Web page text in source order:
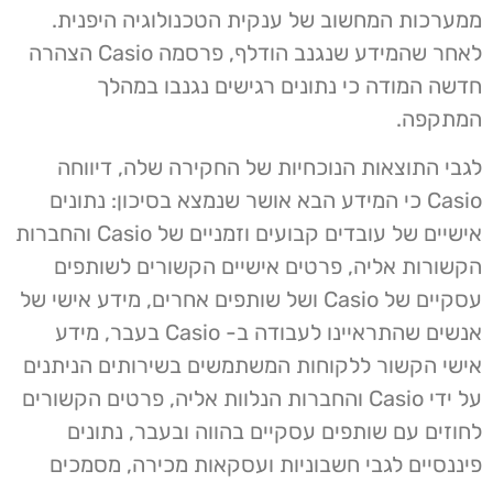
ממערכות המחשוב של ענקית הטכנולוגיה היפנית.
לאחר שהמידע שנגנב הודלף, פרסמה Casio הצהרה
חדשה המודה כי נתונים רגישים נגנבו במהלך
המתקפה.
לגבי התוצאות הנוכחיות של החקירה שלה, דיווחה
Casio כי המידע הבא אושר שנמצא בסיכון: נתונים
אישיים של עובדים קבועים וזמניים של Casio והחברות
הקשורות אליה, פרטים אישיים הקשורים לשותפים
עסקיים של Casio ושל שותפים אחרים, מידע אישי של
אנשים שהתראיינו לעבודה ב- Casio בעבר, מידע
אישי הקשור ללקוחות המשתמשים בשירותים הניתנים
על ידי Casio והחברות הנלוות אליה, פרטים הקשורים
לחוזים עם שותפים עסקיים בהווה ובעבר, נתונים
פיננסיים לגבי חשבוניות ועסקאות מכירה, מסמכים